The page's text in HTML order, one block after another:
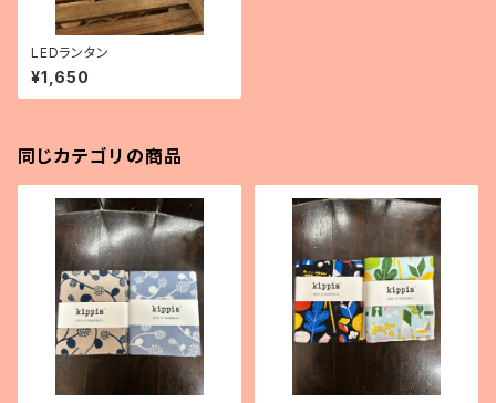
LEDランタン
¥1,650
同じカテゴリの商品